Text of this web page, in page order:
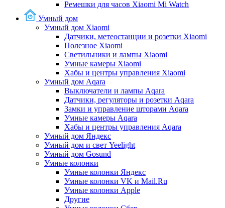
Ремешки для часов Xiaomi Mi Watch
Умный дом
Умный дом Xiaomi
Датчики, метеостанции и розетки Xiaomi
Полезное Xiaomi
Светильники и лампы Xiaomi
Умные камеры Xiaomi
Хабы и центры управления Xiaomi
Умный дом Aqara
Выключатели и лампы Aqara
Датчики, регуляторы и розетки Aqara
Замки и управление шторами Aqara
Умные камеры Aqara
Хабы и центры управления Aqara
Умный дом Яндекс
Умный дом и свет Yeelight
Умный дом Gosund
Умные колонки
Умные колонки Яндекс
Умные колонки VK и Mail.Ru
Умные колонки Apple
Другие